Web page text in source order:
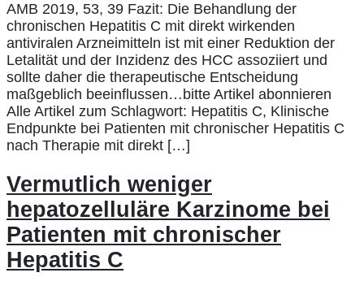
AMB 2019, 53, 39 Fazit: Die Behandlung der
chronischen Hepatitis C mit direkt wirkenden
antiviralen Arzneimitteln ist mit einer Reduktion der
Letalität und der Inzidenz des HCC assoziiert und
sollte daher die therapeutische Entscheidung
maßgeblich beeinflussen…bitte Artikel abonnieren
Alle Artikel zum Schlagwort: Hepatitis C, Klinische
Endpunkte bei Patienten mit chronischer Hepatitis C
nach Therapie mit direkt […]
Vermutlich weniger
hepatozelluläre Karzinome bei
Patienten mit chronischer
Hepatitis C